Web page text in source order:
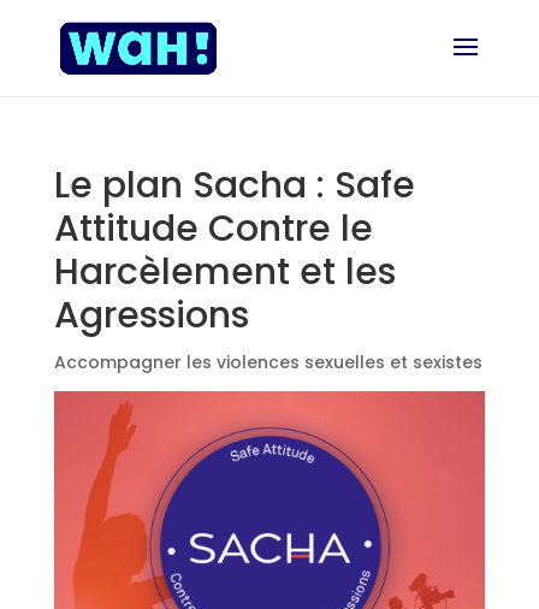
Le plan Sacha : Safe
Attitude Contre le
Harcèlement et les
Agressions
Accompagner les violences sexuelles et sexistes